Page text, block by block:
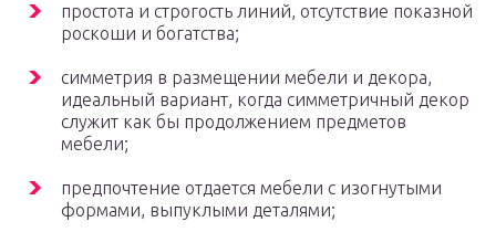
простота и строгость линий, отсутствие показной
роскоши и богатства;
симметрия в размещении мебели и декора,
идеальный вариант, когда симметричный декор
служит как бы продолжением предметов
мебели;
предпочтение отдается мебели с изогнутыми
формами, выпуклыми деталями;